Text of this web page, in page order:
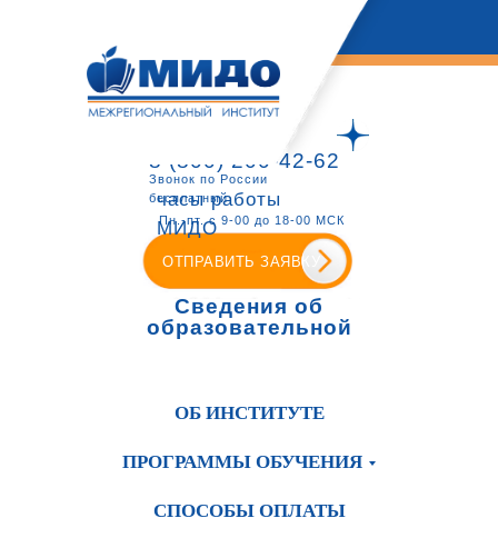
8 (800) 200-42-62
Звонок по России
бесплатный
ОТПРАВИТЬ ЗАЯВКУ
часы работы
МИДО
Пн.-пт. с 9-00 до 18-00 МСК
Сведения об
образовательной
ОБ ИНСТИТУТЕ
ПРОГРАММЫ ОБУЧЕНИЯ
СПОСОБЫ ОПЛАТЫ